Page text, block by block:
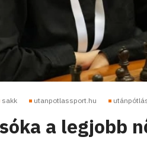
sakk utanpotlassport.hu
a legjobb